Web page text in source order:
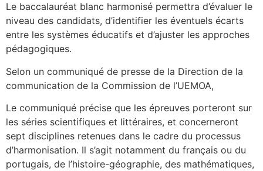
Le baccalauréat blanc harmonisé permettra d’évaluer le
niveau des candidats, d’identifier les éventuels écarts
entre les systèmes éducatifs et d’ajuster les approches
pédagogiques.
Selon un communiqué de presse de la Direction de la
communication de la Commission de l’UEMOA,
Le communiqué précise que les épreuves porteront sur
les séries scientifiques et littéraires, et concerneront
sept disciplines retenues dans le cadre du processus
d’harmonisation. Il s’agit notamment du français ou du
portugais, de l’histoire-géographie, des mathématiques,